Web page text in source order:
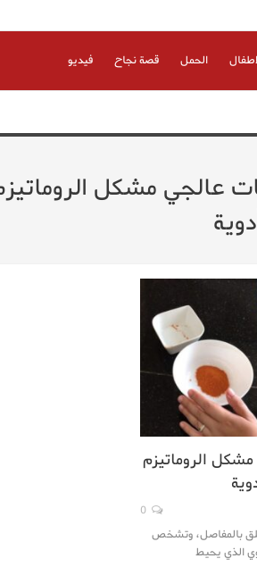
الحمل قصة نجاح فيديو
عالجي مشكل
الروماتيزم
بالمفاصل، وتشخص
الذي يحيط